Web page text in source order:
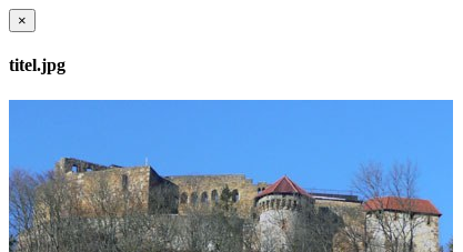
×
titel.jpg